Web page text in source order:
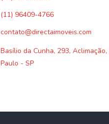
(11) 96409-4766
contato@directaimoveis.com
Basílio da Cunha, 293, Aclimação,
Paulo - SP